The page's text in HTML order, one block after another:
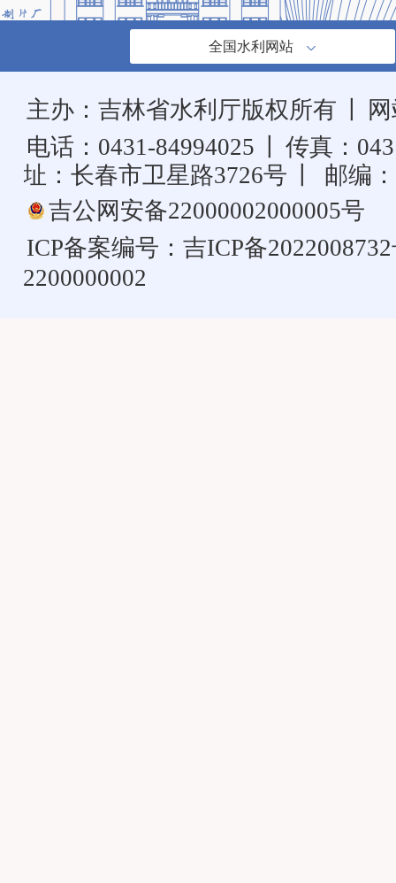
全国水利网站
主办：吉林省水利厅版权所有
电话：0431-84994025
传真：
址：长春市卫星路3726号
邮编
吉公网安备22000002000005号
ICP备案编号：吉ICP备
2200000002